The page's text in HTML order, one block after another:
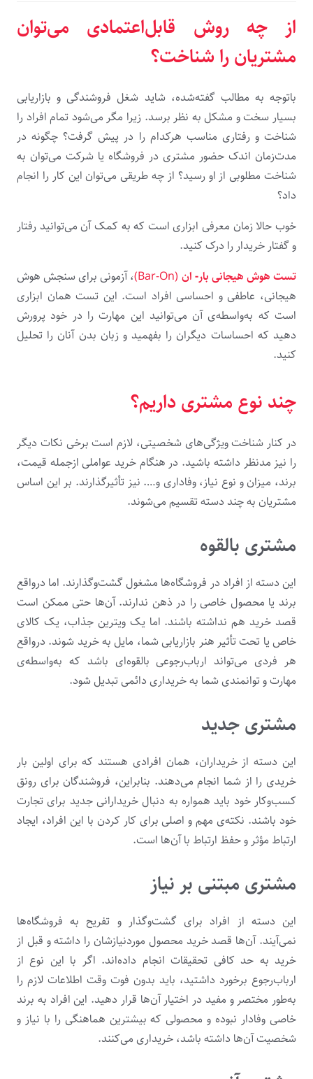
از چه روش قابل‌اعتمادی می‌توان
مشتریان را شناخت؟
باتوجه به مطالب گفته‌شده، شاید شغل فروشندگی و بازاریابی
بسیار سخت و مشکل به نظر برسد. زیرا مگر می‌شود تمام افراد را
شناخت و رفتاری مناسب هرکدام را در پیش گرفت؟ چگونه در
مدت‌زمان اندک حضور مشتری در فروشگاه یا شرکت می‌توان به
شناخت مطلوبی از او رسید؟ از چه طریقی می‌توان این کار را انجام
داد؟
خوب حالا زمان معرفی ابزاری است که به کمک آن می‌توانید رفتار
و گفتار خریدار را درک کنید.
تست هوش هیجانی بار- ان (Bar-On)
، آزمونی برای سنجش هوش
هیجانی، عاطفی و احساسی افراد است. این تست همان ابزاری
است که به‌واسطه‌ی آن می‌توانید این مهارت را در خود پرورش
دهید که احساسات دیگران را بفهمید و زبان بدن آنان را تحلیل
کنید.
چند نوع مشتری داریم؟
در کنار شناخت ویژگی‌های شخصیتی، لازم است برخی نکات دیگر
را نیز مدنظر داشته باشید. در هنگام خرید عواملی ازجمله قیمت،
برند، میزان و نوع نیاز، وفاداری و…. نیز تأثیرگذارند. بر این ‌اساس
مشتریان به چند دسته تقسیم می‌شوند.
مشتری بالقوه
این دسته از افراد در فروشگاه‌ها مشغول گشت‌وگذارند. اما درواقع
برند یا محصول خاصی را در ذهن ندارند. آن‌ها حتی ممکن است
قصد خرید هم نداشته باشند. اما یک ویترین جذاب، یک کالای
خاص یا تحت تأثیر هنر بازاریابی شما، مایل به خرید شوند. درواقع
هر فردی می‌تواند ارباب‌رجوعی بالقوه‌ای باشد که به‌واسطه‌ی
مهارت و توانمندی شما به خریداری دائمی تبدیل شود.
مشتری جدید
این دسته از خریداران، همان افرادی هستند که برای اولین بار
خریدی را از شما انجام می‌دهند. بنابراین، فروشندگان برای رونق
کسب‌وکار خود باید همواره به دنبال خریدارانی جدید برای تجارت
خود باشند. نکته‌ی مهم و اصلی برای کار کردن با این افراد، ایجاد
ارتباط مؤثر و حفظ ارتباط با آن‌ها است.
مشتری مبتنی بر نیاز
این دسته از افراد برای گشت‌وگذار و تفریح به فروشگاه‌ها
نمی‌آیند. آن‌ها قصد خرید محصول موردنیازشان را داشته و قبل از
خرید به حد کافی تحقیقات انجام داده‌اند. اگر با این نوع از
ارباب‌رجوع برخورد داشتید، باید بدون فوت وقت اطلاعات لازم را
به‌طور مختصر و مفید در اختیار آن‌ها قرار دهید. این افراد به برند
خاصی وفادار نبوده و محصولی که بیشترین هماهنگی را با نیاز و
شخصیت آن‌ها داشته باشد، خریداری می‌کنند.